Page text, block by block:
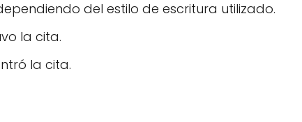
del estilo de escritura utilizado.
la cita.
la cita.